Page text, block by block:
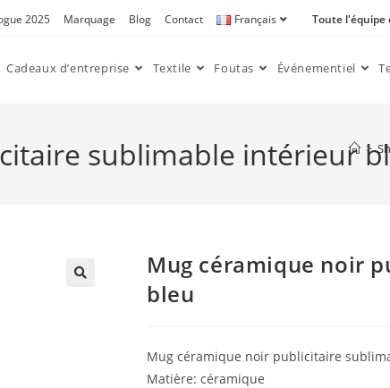
2025 Marquage Blog Contact Français Toute l'équipe
Cadeaux d’entreprise Textile Foutas Événementiel
sublimable intérieur >
Mug céramique noir
bleu
Mug céramique noir publicitaire
Matière: céramique